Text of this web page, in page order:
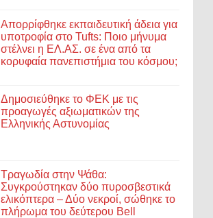
Απορρίφθηκε εκπαιδευτική άδεια για
υποτροφία στο Tufts: Ποιο μήνυμα
στέλνει η ΕΛ.ΑΣ. σε ένα από τα
κορυφαία πανεπιστήμια του κόσμου;
Δημοσιεύθηκε το ΦΕΚ με τις
προαγωγές αξιωματικών της
Ελληνικής Αστυνομίας
Τραγωδία στην Ψάθα:
Συγκρούστηκαν δύο πυροσβεστικά
ελικόπτερα – Δύο νεκροί, σώθηκε το
πλήρωμα του δεύτερου Bell